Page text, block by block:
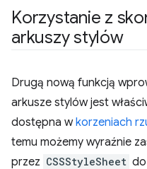
Korzystanie z
arkuszy stylów
Drugą nową funkcją
arkusze stylów jest
dostępna wkorzeniach
temu możemy wyraźnie
przez CSSStyleSheet